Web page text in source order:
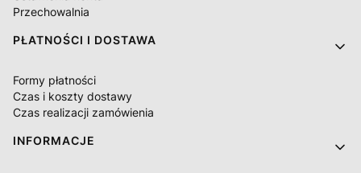
Przechowalnia
PŁATNOŚCI I DOSTAWA
Formy płatności
Czas i koszty dostawy
Czas realizacji zamówienia
INFORMACJE